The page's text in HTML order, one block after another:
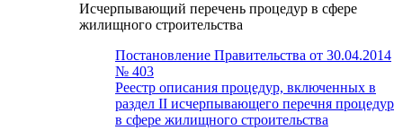
Исчерпывающий перечень процедур в сфере
жилищного строительства
Постановление Правительства от 30.04.2014
№ 403
Реестр описания процедур, включенных в
раздел II исчерпывающего перечня процедур
в сфере жилищного строительства